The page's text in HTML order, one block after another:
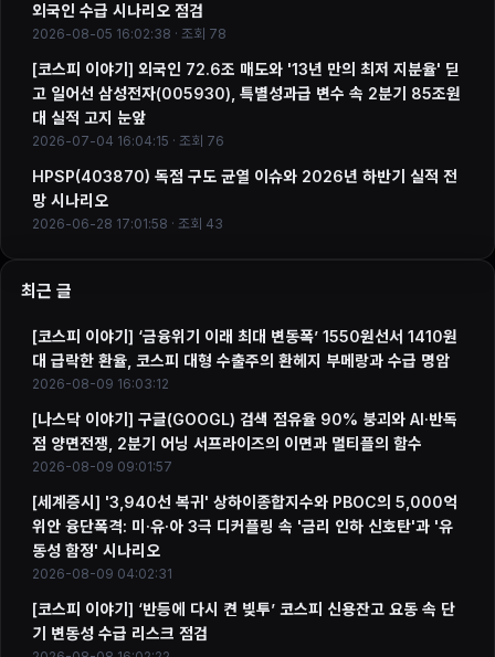
외국인 수급 시나리오 점검
2026-08-05 16:02:38 · 조회 78
[코스피 이야기] 외국인 72.6조 매도와 '13년 만의 최저 지분율' 딛
고 일어선 삼성전자(005930), 특별성과급 변수 속 2분기 85조원
대 실적 고지 눈앞
2026-07-04 16:04:15 · 조회 76
HPSP(403870) 독점 구도 균열 이슈와 2026년 하반기 실적 전
망 시나리오
2026-06-28 17:01:58 · 조회 43
최근 글
[코스피 이야기] ‘금융위기 이래 최대 변동폭’ 1550원선서 1410원
대 급락한 환율, 코스피 대형 수출주의 환헤지 부메랑과 수급 명암
2026-08-09 16:03:12
[나스닥 이야기] 구글(GOOGL) 검색 점유율 90% 붕괴와 AI·반독
점 양면전쟁, 2분기 어닝 서프라이즈의 이면과 멀티플의 함수
2026-08-09 09:01:57
[세계증시] '3,940선 복귀' 상하이종합지수와 PBOC의 5,000억
위안 융단폭격: 미·유·아 3극 디커플링 속 '금리 인하 신호탄'과 '유
동성 함정' 시나리오
2026-08-09 04:02:31
[코스피 이야기] ‘반등에 다시 켠 빚투’ 코스피 신용잔고 요동 속 단
기 변동성 수급 리스크 점검